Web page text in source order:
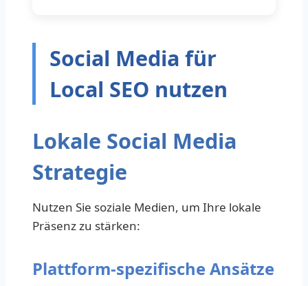
Social Media für
Local SEO nutzen
Lokale Social Media
Strategie
Nutzen Sie soziale Medien, um Ihre lokale
Präsenz zu stärken:
Plattform-spezifische Ansätze